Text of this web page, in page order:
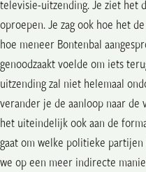
televisie-uitzending. Je ziet het
oproepen. Je zag ook hoe het
hoe meneer Bontenbal
genoodzaakt voelde om iets
uitzending zal niet helemaal
verander je de aanloop naar de
het uiteindelijk ook aan de
gaat om welke politieke
we op een meer indirecte